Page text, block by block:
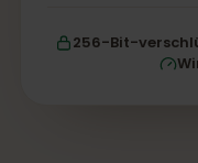
256-Bit-